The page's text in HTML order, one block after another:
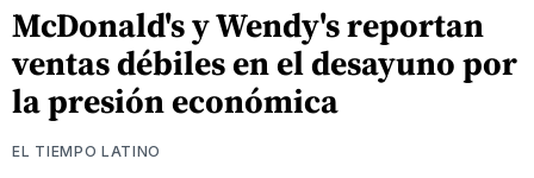
McDonald's y Wendy's reportan
ventas débiles en el desayuno por
la presión económica
EL TIEMPO LATINO